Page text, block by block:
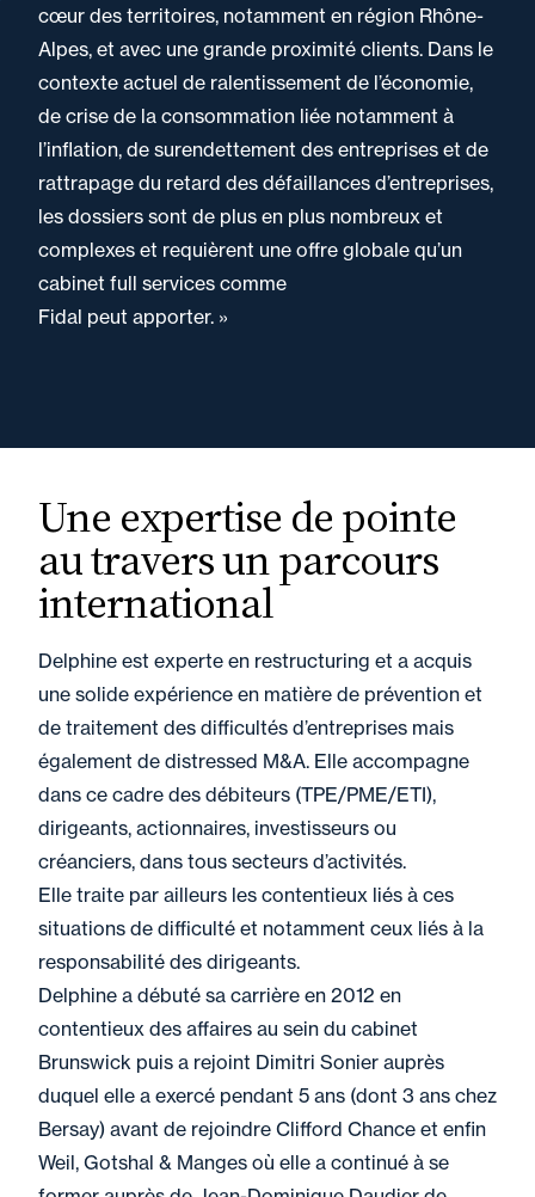
cœur des territoires, notamment en région Rhône-
Alpes, et avec une grande proximité clients. Dans le
contexte actuel de ralentissement de l’économie,
de crise de la consommation liée notamment à
l’inflation, de surendettement des entreprises et de
rattrapage du retard des défaillances d’entreprises,
les dossiers sont de plus en plus nombreux et
complexes et requièrent une offre globale qu’un
cabinet full services comme
Fidal peut apporter. »
Une expertise de pointe
au travers un parcours
international
Delphine est experte en restructuring et a acquis
une solide expérience en matière de prévention et
de traitement des difficultés d’entreprises mais
également de distressed M&A. Elle accompagne
dans ce cadre des débiteurs (TPE/PME/ETI),
dirigeants, actionnaires, investisseurs ou
créanciers, dans tous secteurs d’activités.
Elle traite par ailleurs les contentieux liés à ces
situations de difficulté et notamment ceux liés à la
responsabilité des dirigeants.
Delphine a débuté sa carrière en 2012 en
contentieux des affaires au sein du cabinet
Brunswick puis a rejoint Dimitri Sonier auprès
duquel elle a exercé pendant 5 ans (dont 3 ans chez
Bersay) avant de rejoindre Clifford Chance et enfin
Weil, Gotshal & Manges où elle a continué à se